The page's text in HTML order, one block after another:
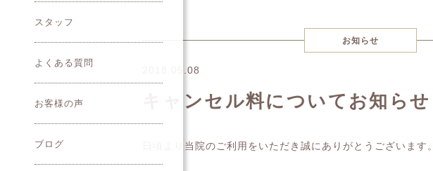
スタッフ
よくある質問
お客様の声
ブログ
お知らせ
2018.05.08
キャンセル料についてお知らせ
日頃より当院のご利用をいただき誠にありがとうございます。